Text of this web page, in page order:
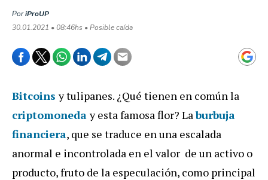
PoriProUP
30.01.2021 • 08:46hs • Posible caída
Bitcoinsy tulipanes. ¿Qué tienen en común la
criptomoneday esta famosa flor? Laburbuja
financiera, que se traduce en una escalada
anormal e incontrolada en el valor de un activo o
producto, fruto de la especulación, como principal